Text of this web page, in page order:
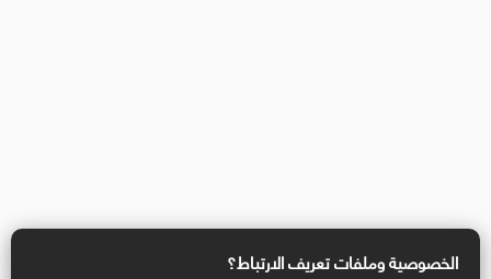
الخصوصية وملفات تعريف الارتباط؟